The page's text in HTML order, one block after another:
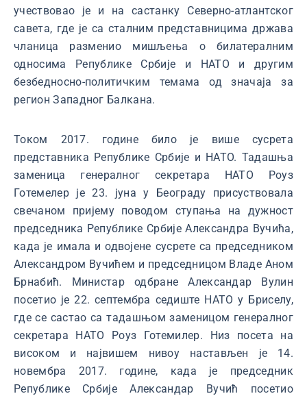
учествовао је и на састанку Северно-атлантског
савета, где је са сталним представницима држава
чланица разменио мишљења о билатералним
односима Републике Србије и НАТО и другим
безбедносно-политичким темама од значаја за
регион Западног Балкана.
Током 2017. године било је више сусрета
представника Републике Србије и НАТО. Тадашња
заменица генералног секретара НАТО Роуз
Готемелер је 23. јуна у Београду присуствовала
свечаном пријему поводом ступања на дужност
председника Републике Србије Александра Вучића,
када је имала и одвојене сусрете са председником
Александром Вучићем и председницом Владе Аном
Брнабић. Министар одбране Александар Вулин
посетио је 22. септембра седиште НАТО у Бриселу,
где се састао са тадашњом заменицом генералног
секретара НАТО Роуз Готемилер. Низ посета на
високом и највишем нивоу настављен је 14.
новембра 2017. године, када је председник
Републике Србије Александар Вучић посетио